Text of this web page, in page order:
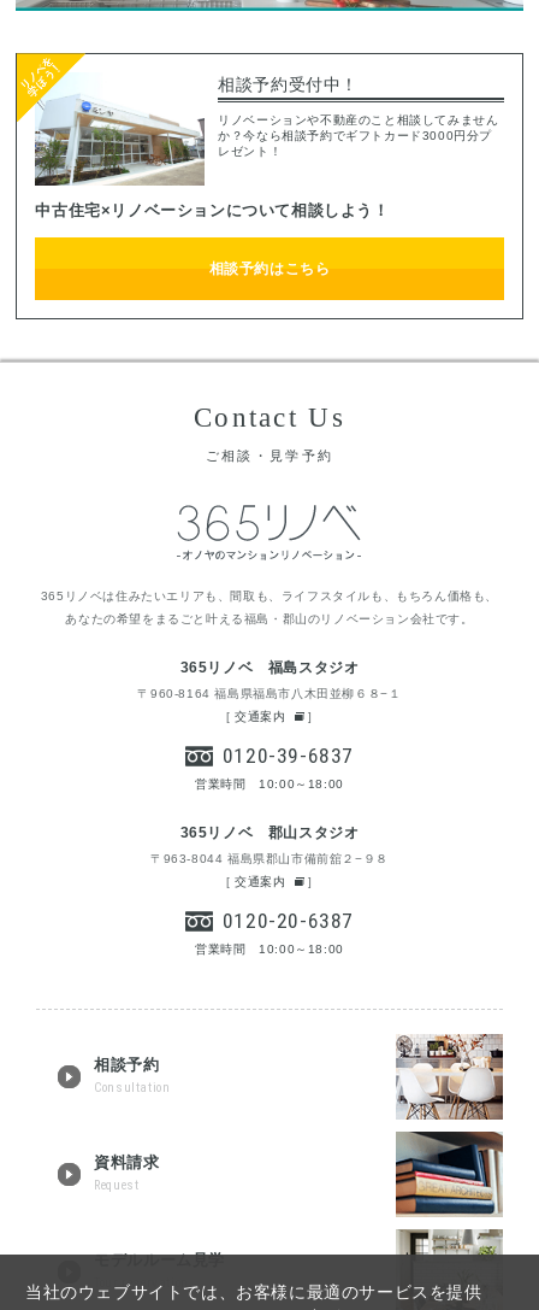
当社のウェブサイトでは、お客様に最適のサービスを提供
相談予約受付中！
リノベーションや不動産のこと相談してみません
か？今なら相談予約でギフトカード3000円分プ
レゼント！
中古住宅×リノベーションについて相談しよう！
相談予約はこちら
Contact Us
ご相談・見学予約
365リノベは住みたいエリアも、間取も、ライフスタイルも、もちろん価格も、
あなたの希望をまるごと叶える福島・郡山のリノベーション会社です。
365リノベ 福島スタジオ
〒960-8164 福島県福島市八木田並柳６８−１
[交通案内 ]
0120-39-6837
営業時間 10:00～18:00
365リノベ 郡山スタジオ
〒963-8044 福島県郡山市備前舘２−９８
[交通案内 ]
0120-20-6387
営業時間 10:00～18:00
相談予約
Consultation
資料請求
Request
モデルルーム見学
Tour reservation